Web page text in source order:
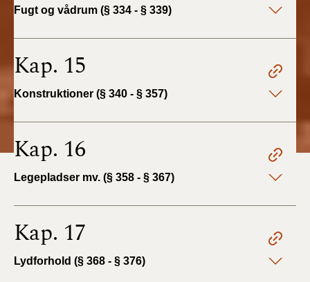
Fugt og vådrum (§ 334 - § 339)
Kap. 15
Konstruktioner (§ 340 - § 357)
Kap. 16
Legepladser mv. (§ 358 - § 367)
Kap. 17
Lydforhold (§ 368 - § 376)